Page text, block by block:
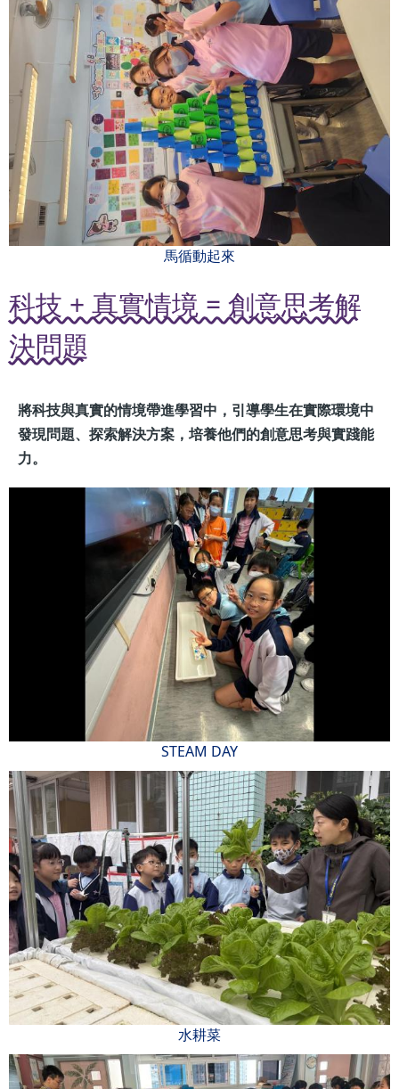
馬循動起來
科技 + 真實情境 = 創意思考解
決問題
將科技與真實的情境帶進學習中，引導學生在實際環境中
發現問題、探索解決方案，培養他們的創意思考與實踐能
力。
STEAM DAY
水耕菜